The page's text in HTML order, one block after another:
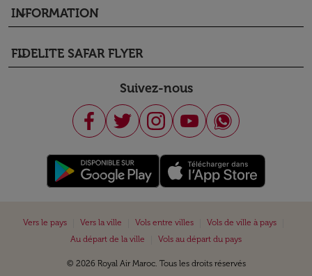
INFORMATION
keyboard_arrow_down
FIDELITE SAFAR FLYER
keyboard_arrow_down
Suivez-nous
Vers le pays Vers la ville Vols entre villes Vols de ville à pays
Au départ de la ville
Vols au départ du pays
© 2026 Royal Air Maroc. Tous les droits réservés